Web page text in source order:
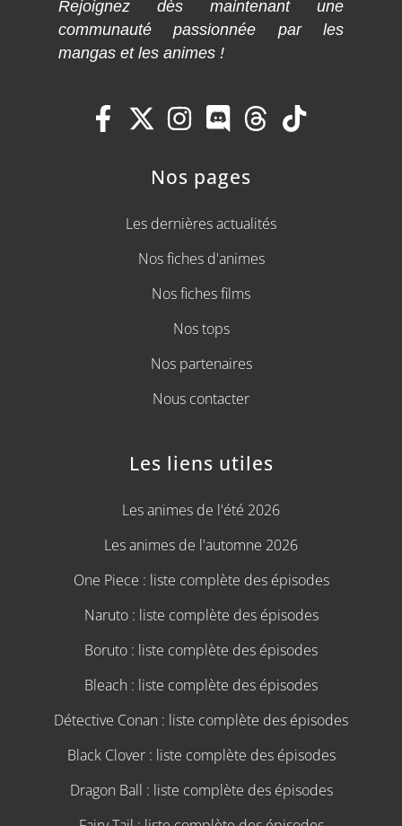
Rejoignez dès maintenant une
communauté passionnée par les
mangas et les animes !
Nos pages
Les dernières actualités
Nos fiches d'animes
Nos fiches films
Nos tops
Nos partenaires
Nous contacter
Les liens utiles
Les animes de l'été 2026
Les animes de l'automne 2026
One Piece : liste complète des épisodes
Naruto : liste complète des épisodes
Boruto : liste complète des épisodes
Bleach : liste complète des épisodes
Détective Conan : liste complète des épisodes
Black Clover : liste complète des épisodes
Dragon Ball : liste complète des épisodes